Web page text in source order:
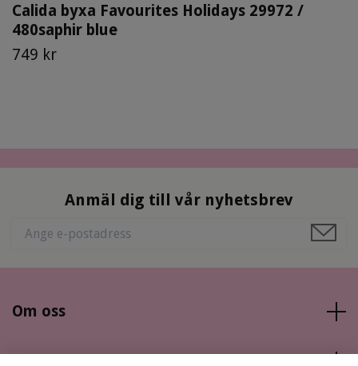
Calida byxa Favourites Holidays 29972 /
480saphir blue
749 kr
Anmäl dig till vår nyhetsbrev
Om oss